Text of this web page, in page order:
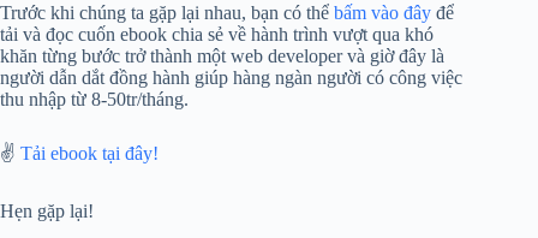
Trước khi chúng ta gặp lại nhau, bạn có thể bấm vào đây để
tải và đọc cuốn ebook chia sẻ về hành trình vượt qua khó
khăn từng bước trở thành một web developer và giờ đây là
người dẫn dắt đồng hành giúp hàng ngàn người có công việc
thu nhập từ 8-50tr/tháng.
✌️ Tải ebook tại đây!
Hẹn gặp lại!